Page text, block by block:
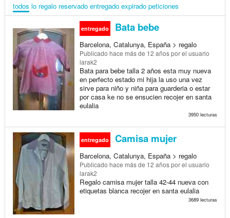
todos lo regalo reservado entregado expirado peticiones
entregado Bata bebe
Barcelona, Catalunya, España > regalo
Publicado hace más de 12 añospor el usuario
larak2
Bata para bebe talla 2 años esta muy nueva
en perfecto estado mi hija la uso una vez
sirve para niño y niña para guarderia o estar
por casa ke no se ensucien recojer en santa
eulalia
3950 lecturas
entregado Camisa mujer
Barcelona, Catalunya, España > regalo
Publicado hace más de 12 añospor el usuario
larak2
Regalo camisa mujer talla 42-44 nueva con
etiquetas blanca recojer en santa eulalia
3689 lecturas